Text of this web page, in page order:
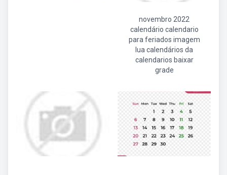
novembro 2022
calendário calendario
para feriados imagem
lua calendários da
calendarios baixar
grade